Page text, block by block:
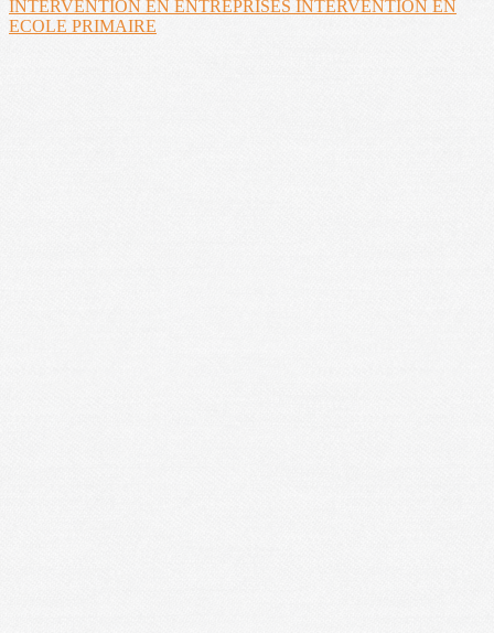
INTERVENTION EN ENTREPRISES INTERVENTION EN
ECOLE PRIMAIRE